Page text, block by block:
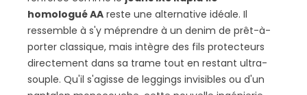
homologué AA reste une alternative idéale. Il
ressemble à s'y méprendre à un denim de prêt-à-
porter classique, mais intègre des fils protecteurs
directement dans sa trame tout en restant ultra-
souple. Qu'il s'agisse de leggings invisibles ou d'un